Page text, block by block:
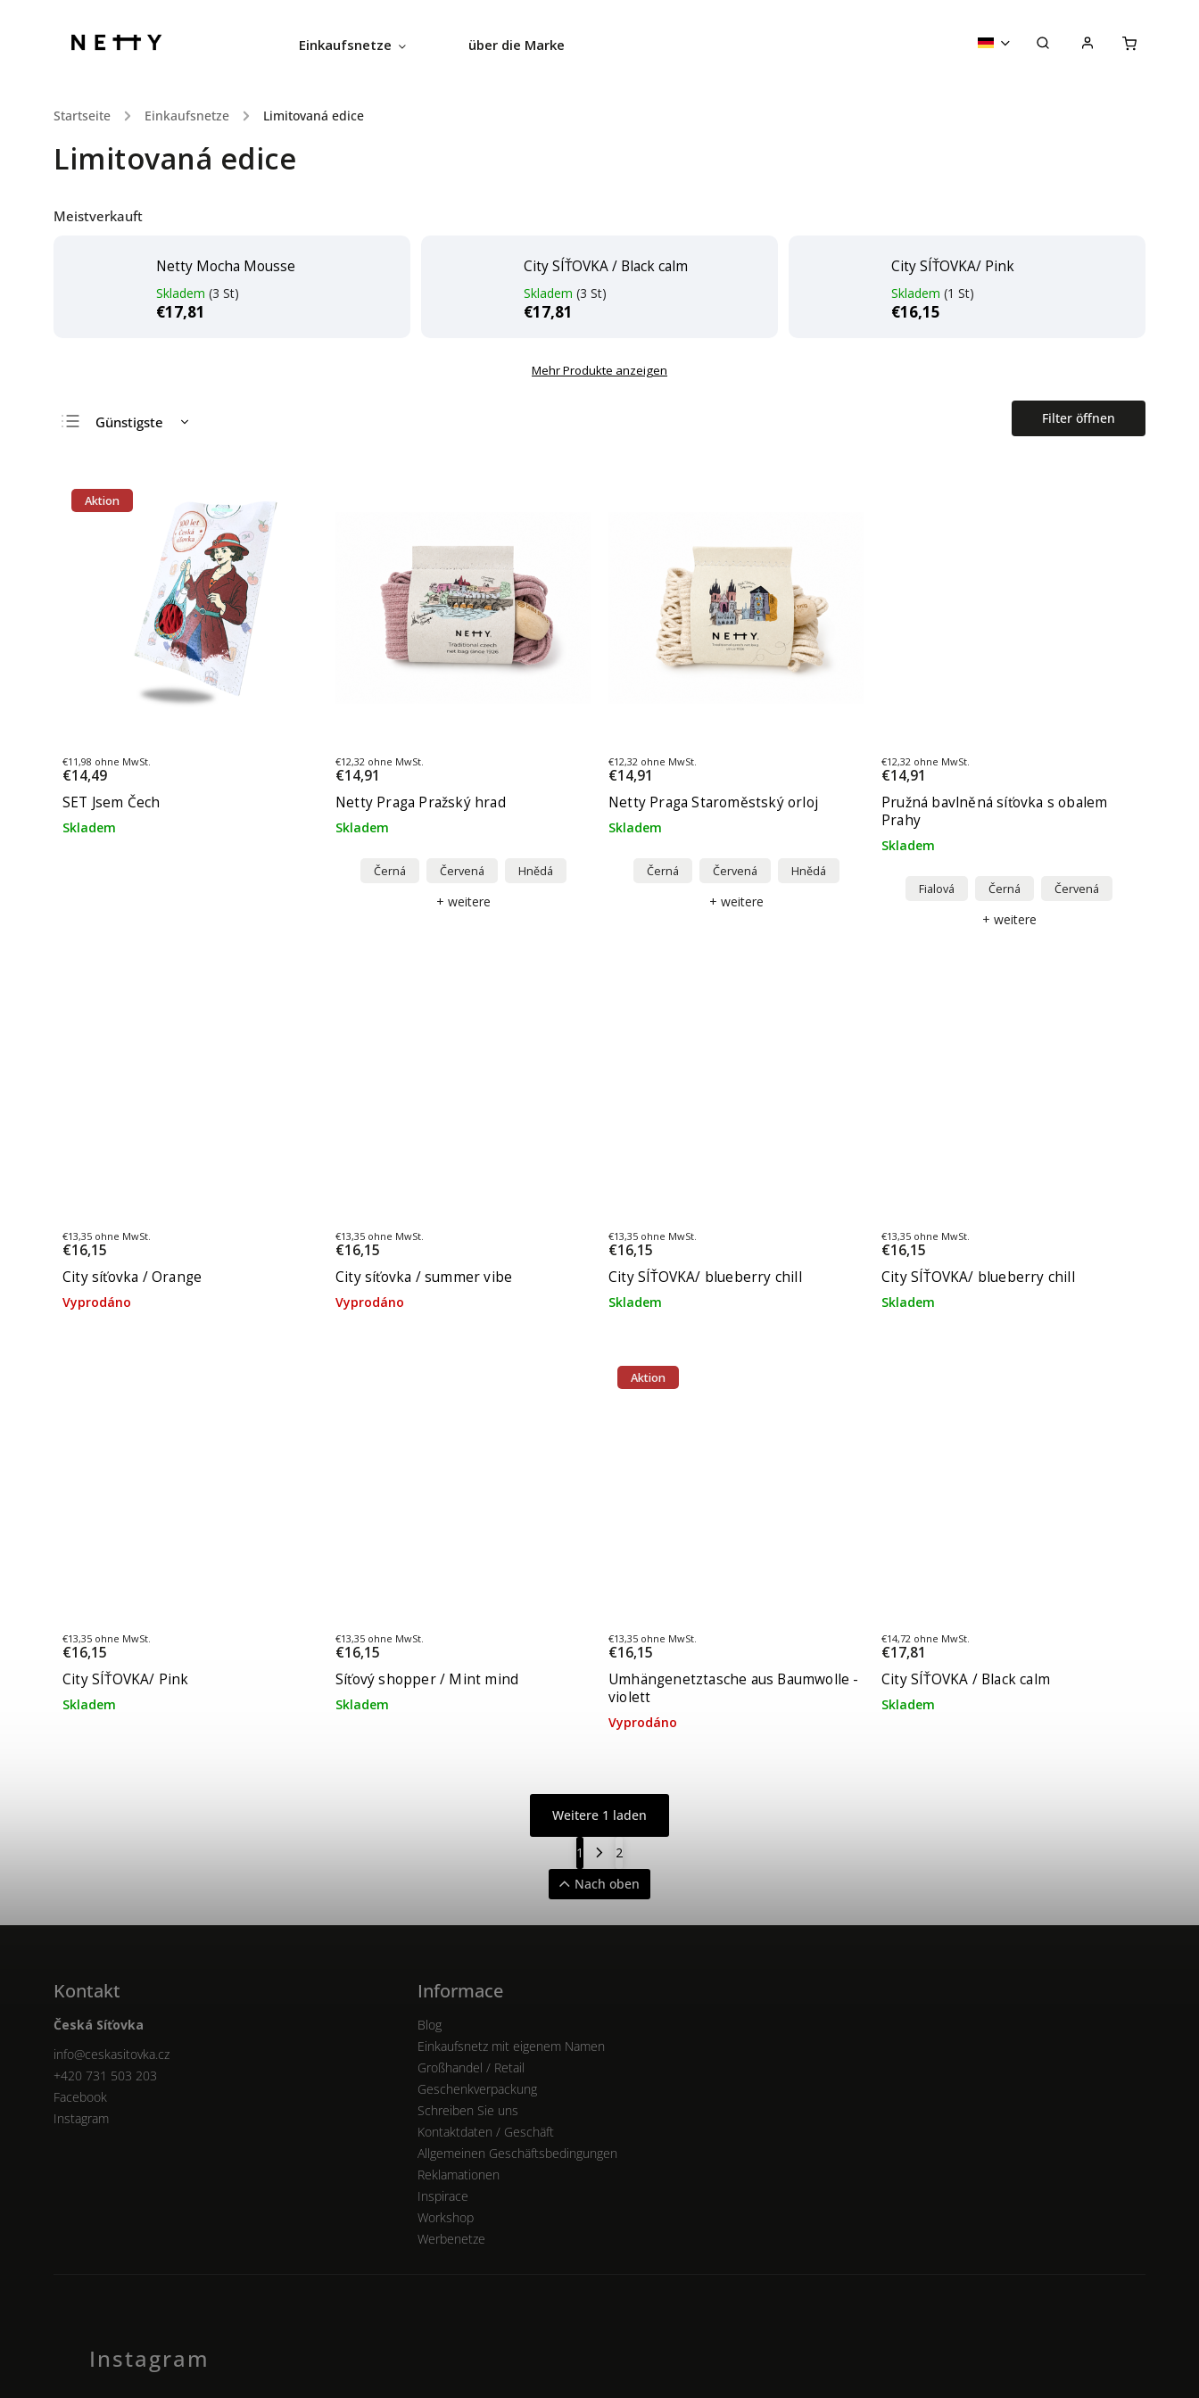
Einkaufsnetze über die Marke
Startseite / Einkaufsnetze / Limitovaná edice
Limitovaná edice
Meistverkauft
Netty Mocha Mousse
Skladem (3 St)
€17,81
City SÍŤOVKA / Black calm
Skladem (3 St)
€17,81
City SÍŤOVKA/ Pink
Skladem (1 St)
€16,15
Mehr Produkte anzeigen
Günstigste
Alphabetisch
Filter öffnen
Aktion
SET Jsem Čech
Skladem
€11,98 ohne MwSt.
€14,49
Netty Praga Pražský hrad
Skladem
€12,32 ohne MwSt.
€14,91
Černá Červená Hnědá
+ weitere
Netty Praga Staroměstský orloj
Skladem
€12,32 ohne MwSt.
€14,91
Černá Červená Hnědá
+ weitere
Pružná bavlněná síťovka s obalem
Prahy
Skladem
€12,32 ohne MwSt.
€14,91
Fialová Černá Červená
+ weitere
City síťovka / Orange
Vyprodáno
€13,35 ohne MwSt.
€16,15
City síťovka / summer vibe
Vyprodáno
€13,35 ohne MwSt.
€16,15
City SÍŤOVKA/ blueberry chill
Skladem
€13,35 ohne MwSt.
€16,15
City SÍŤOVKA/ blueberry chill
Skladem
€13,35 ohne MwSt.
€16,15
City SÍŤOVKA/ Pink
Skladem
€13,35 ohne MwSt.
€16,15
Síťový shopper / Mint mind
Skladem
€13,35 ohne MwSt.
€16,15
Aktion
Umhängenetztasche aus Baumwolle -
violett
Vyprodáno
€13,35 ohne MwSt.
€16,15
City SÍŤOVKA / Black calm
Skladem
€14,72 ohne MwSt.
€17,81
Weitere 1 laden
1
2
Nach oben
Kontakt
Česká Síťovka
info@ceskasitovka.cz
+420 731 503 203
Facebook
Instagram
Informace
Blog
Einkaufsnetz mit eigenem Namen
Großhandel / Retail
Geschenkverpackung
Schreiben Sie uns
Kontaktdaten / Geschäft
Allgemeinen Geschäftsbedingungen
Reklamationen
Inspirace
Workshop
Werbenetze
Instagram